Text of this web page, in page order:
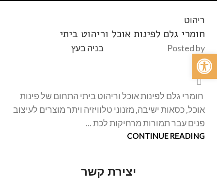
ריהוט
חומרי גלם לפינות אוכל וריהוט ביתי
Posted by בניה בעץ
חומרי גלם לפינות אוכל וריהוט ביתי התחום של פינות
אוכל, כסאות ישיבה, מזנוני טלוויזיה ויתר מוצרים לעיצוב
פנים עבר תמורות מרחיקות לכת ...
CONTINUE READING
יצירת קשר
פתח סרגל נגישות